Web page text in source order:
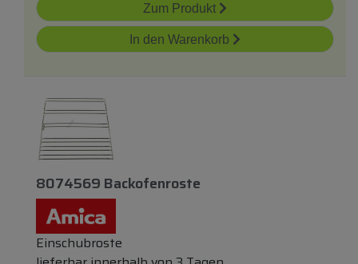
Zum Produkt
In den Warenkorb
8074569 Backofenroste
Einschubroste